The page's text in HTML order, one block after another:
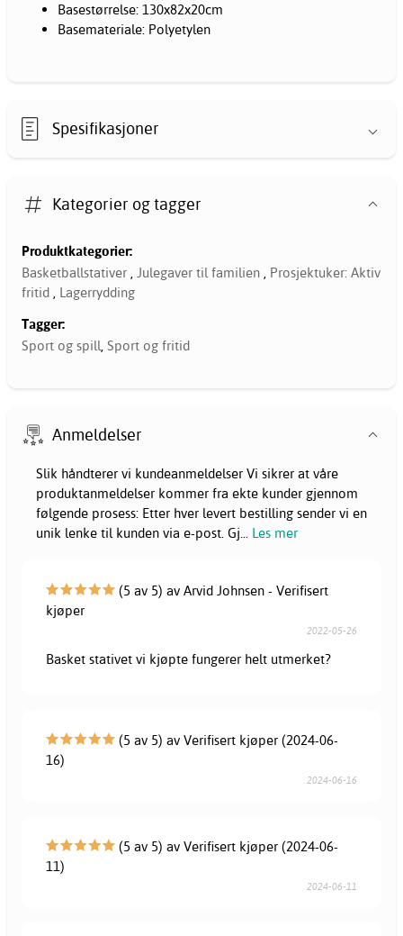
Basestørrelse: 130x82x20cm
Basemateriale: Polyetylen
Spesifikasjoner
Kategorier og tagger
Produktkategorier:
Basketballstativer , Julegaver til familien , Prosjektuker: Aktiv
fritid , Lagerrydding
Tagger:
Sport og spill, Sport og fritid
Anmeldelser
Slik håndterer vi kundeanmeldelser Vi sikrer at våre
produktanmeldelser kommer fra ekte kunder gjennom
følgende prosess: Etter hver levert bestilling sender vi en
unik lenke til kunden via e-post. Gj... Les mer
(5 av 5) av Arvid Johnsen - Verifisert
kjøper
2022-05-26
Basket stativet vi kjøpte fungerer helt utmerket?
(5 av 5) av Verifisert kjøper (2024-06-
16)
2024-06-16
(5 av 5) av Verifisert kjøper (2024-06-
11)
2024-06-11